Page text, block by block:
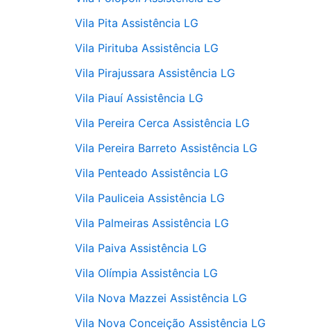
Vila Pita Assistência LG
Vila Pirituba Assistência LG
Vila Pirajussara Assistência LG
Vila Piauí Assistência LG
Vila Pereira Cerca Assistência LG
Vila Pereira Barreto Assistência LG
Vila Penteado Assistência LG
Vila Pauliceia Assistência LG
Vila Palmeiras Assistência LG
Vila Paiva Assistência LG
Vila Olímpia Assistência LG
Vila Nova Mazzei Assistência LG
Vila Nova Conceição Assistência LG